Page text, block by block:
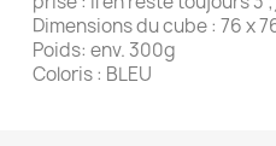
Dimensions du cube : 76 x
Poids: env. 300g
Coloris : BLEU